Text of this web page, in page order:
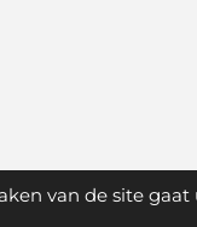
van de site